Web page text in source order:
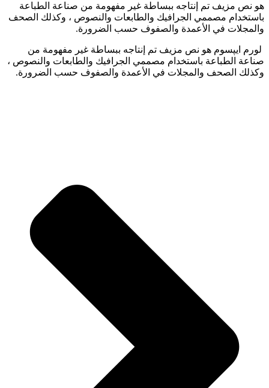
هو نص مزيف تم إنتاجه ببساطة غير مفهومة من صناعة الطباعة
باستخدام مصممي الجرافيك والطابعات والنصوص ، وكذلك الصحف
والمجلات في الأعمدة والصفوف حسب الضرورة.
لورم ایپسوم هو نص مزيف تم إنتاجه ببساطة غير مفهومة من
صناعة الطباعة باستخدام مصممي الجرافيك والطابعات والنصوص ،
وكذلك الصحف والمجلات في الأعمدة والصفوف حسب الضرورة.